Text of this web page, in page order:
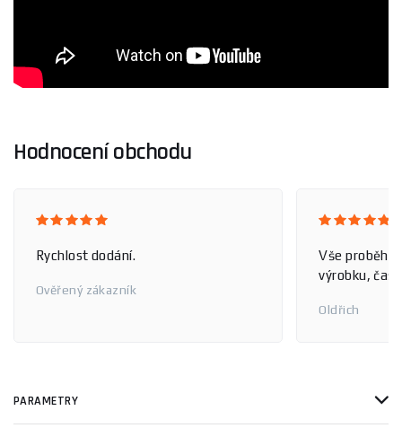
Hodnocení obchodu
Rychlost dodání.
Ověřený zákazník
Vše
výrobku, čas
Oldřich
PARAMETRY